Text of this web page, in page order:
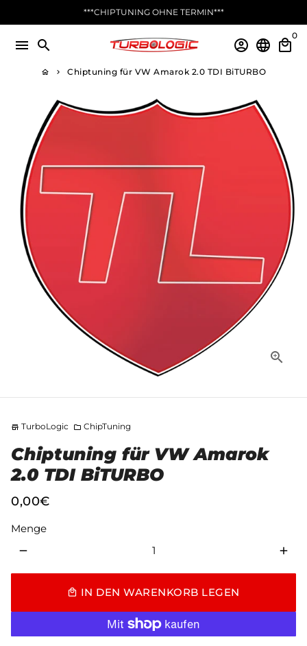
zum
***CHIPTUNING OHNE TERMIN***
menu search account_circle language local_mall
0
home keyboard_arrow_right Chiptuning für VW Amarok 2.0 TDI BiTURBO
store TurboLogic folder ChipTuning
Chiptuning für VW Amarok
2.0 TDI BiTURBO
0,00€
Menge
remove add
local_mall IN DEN WARENKORB LEGEN